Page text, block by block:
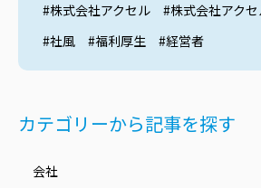
#株式会社アクセル
#株式会社アク
#社風
#福利厚生 #経営者
カテゴリーから記事を探す
会社